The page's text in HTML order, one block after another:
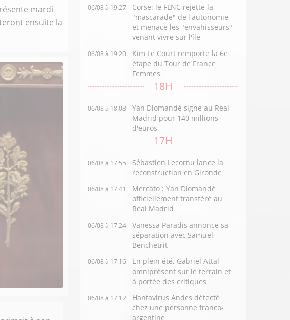
mardi
ensuite la
06/08 à 19:27
Corse: le FLNC rejette la
"mascarade" de l'autonomie
et menace les "envahisseurs"
venant vivre sur l'île
06/08 à 19:20
Kim Le Court remporte la 6e
étape du Tour de France
Femmes
18H
06/08 à 18:08
Yan Diomandé signe au Real
Madrid pour 140 millions
d'euros
17H
06/08 à 17:55
Sébastien Lecornu lance la
reconstruction en Gironde
06/08 à 17:41
Mercato : Yan Diomandé
officiellement transféré au
Real Madrid
06/08 à 17:24
Vanessa Paradis annonce sa
séparation avec Samuel
Benchetrit
06/08 à 17:16
En plein été, Gabriel Attal
omniprésent sur le terrain et
à portée des critiques
06/08 à 17:12
Hantavirus Andes détecté
chez une personne franco-
argentine